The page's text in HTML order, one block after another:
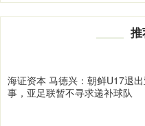
海证资本 马德兴：朝鲜U17退
事，亚足联暂不寻求递补球队